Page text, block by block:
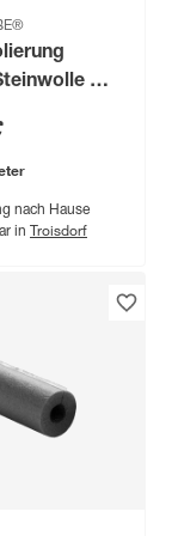
Ø
1 m
nach Hause
in Troisdorf